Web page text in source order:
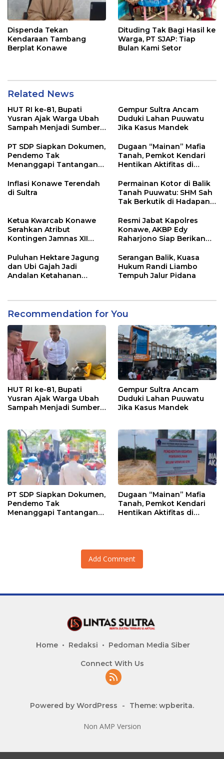
Dispenda Tekan
Kendaraan Tambang
Berplat Konawe
Dituding Tak Bagi Hasil ke
Warga, PT SJAP: Tiap
Bulan Kami Setor
Related News
HUT RI ke-81, Bupati
Yusran Ajak Warga Ubah
Sampah Menjadi Sumber
Gempur Sultra Ancam
Duduki Lahan Puuwatu
Jika Kasus Mandek
PT SDP Siapkan Dokumen,
Pendemo Tak
Menanggapi Tantangan
Dugaan “Mainan” Mafia
Tanah, Pemkot Kendari
Hentikan Aktifitas di
Inflasi Konawe Terendah
di Sultra
Permainan Kotor di Balik
Tanah Puuwatu: SHM Sah
Tak Berkutik di Hadapan
Ketua Kwarcab Konawe
Serahkan Atribut
Kontingen Jamnas XII
Resmi Jabat Kapolres
Konawe, AKBP Edy
Raharjono Siap Berikan
Puluhan Hektare Jagung
dan Ubi Gajah Jadi
Andalan Ketahanan
Serangan Balik, Kuasa
Hukum Randi Liambo
Tempuh Jalur Pidana
Recommendation for You
HUT RI ke-81, Bupati
Yusran Ajak Warga Ubah
Sampah Menjadi Sumber
Gempur Sultra Ancam
Duduki Lahan Puuwatu
Jika Kasus Mandek
PT SDP Siapkan Dokumen,
Pendemo Tak
Menanggapi Tantangan
Dugaan “Mainan” Mafia
Tanah, Pemkot Kendari
Hentikan Aktifitas di
Add Comment
Home Redaksi Pedoman Media Siber
Connect With Us
Powered by WordPress - Theme: wpberita.
Non AMP Version